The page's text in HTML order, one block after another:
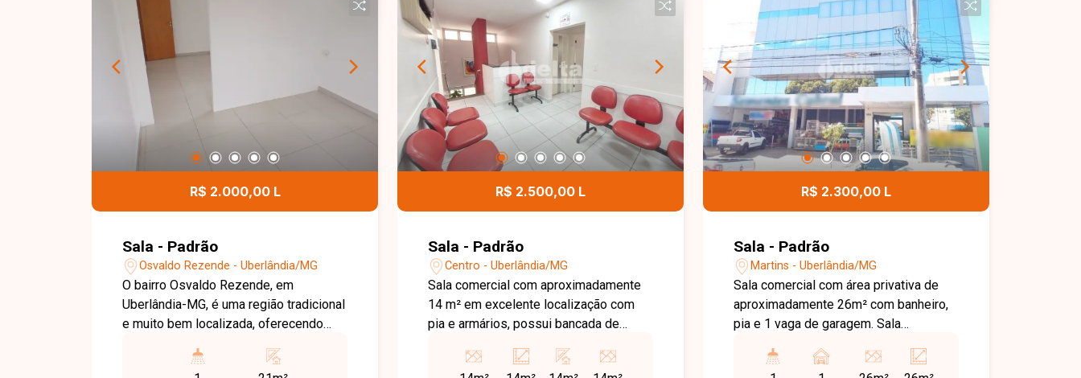
R$ 2.000,00 L
Sala - Padrão
Osvaldo Rezende - Uberlândia/MG
O bairro Osvaldo Rezende, em
Uberlândia-MG, é uma região tradicional
e muito bem localizada, oferecendo
de comércios, serviços, restaurantes e
R$ 2.500,00 L
Sala - Padrão
Centro - Uberlândia/MG
Sala comercial com aproximadamente
14 m² em excelente localização com
pia e armários, possui bancada de
condicionado, ponto de telefone, ponto
R$ 2.300,00 L
Sala - Padrão
Martins - Uberlândia/MG
Sala comercial com área privativa de
aproximadamente 26m² com banheiro,
pia e 1 vaga de garagem. Sala
Condomínio com água, energia,